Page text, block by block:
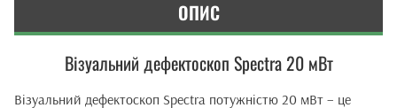
ОПИС
Візуальний дефектоскоп Spectra 20 мВт
Візуальний дефектоскоп Spectra потужністю 20 мВт – це